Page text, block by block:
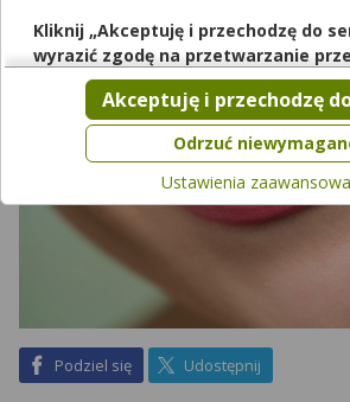
Podziel sięna FacebookUdostępnij
Kliknij „Akceptuję i przechodzę do
wyrazić zgodę na przetwarzanie
partnerów Twoich danych w
Pamiętaj, że wyrażenie zgody jest
zgodę możesz w każdej chwili cofnąć,
zgodę na przetwarzanie Twoich danych
celach. Jeżeli chcesz dowiedzieć się
przeprowadzić konfigurację
dokonać za pomocą „Ustawień
Więcej informacji na temat
Serwisu.
Odrzuć
Akceptuję i przechodzę
Ustawienia